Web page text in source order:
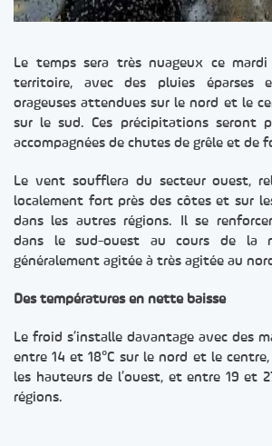
Le temps sera très nuageux ce mardi
territoire, avec des pluies éparses
orageuses attendues sur le nord et le
sur le sud. Ces précipitations seront
accompagnées de chutes de grêle et de
Le vent soufflera du secteur ouest,
localement fort près des côtes et sur
dans les autres régions. Il se
dans le sud-ouest au cours de la
généralement agitée à très agitée au
Des températures en nette baisse
Le froid s’installe davantage avec des
entre 14 et 18°C sur le nord et le
les hauteurs de l’ouest, et entre 19 et
régions.